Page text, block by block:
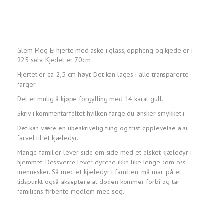
Glem Meg Ei hjerte med aske i glass, oppheng og kjede er i
925 sølv. Kjedet er 70cm.
Hjertet er ca. 2,5 cm høyt. Det kan lages i alle transparente
farger.
Det er mulig å kjøpe forgylling med 14 karat gull.
Skriv i kommentarfeltet hvilken farge du ønsker smykket i.
Det kan være en ubeskrivelig tung og trist opplevelse å si
farvel til et kjæledyr.
Mange familier lever side om side med et elsket kjæledyr i
hjemmet. Dessverre lever dyrene ikke like lenge som oss
mennesker. Så med et kjæledyr i familien, må man på et
tidspunkt også akseptere at døden kommer forbi og tar
familiens firbente medlem med seg.